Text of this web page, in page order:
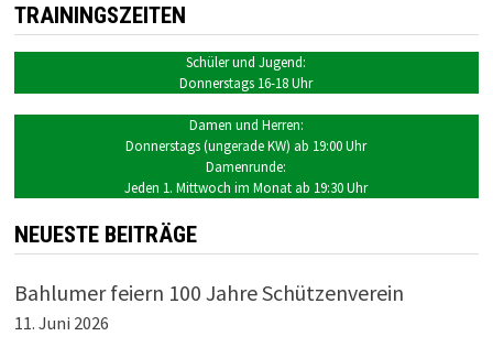
TRAININGSZEITEN
Schüler und Jugend:
Donnerstags 16-18 Uhr
Damen und Herren:
Donnerstags (ungerade KW) ab 19:00 Uhr
Damenrunde:
Jeden 1. Mittwoch im Monat ab 19:30 Uhr
NEUESTE BEITRÄGE
Bahlumer feiern 100 Jahre Schützenverein
11. Juni 2026